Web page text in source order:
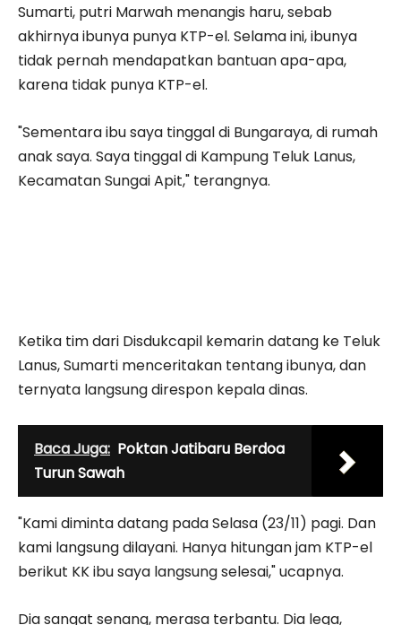
Sumarti, putri Marwah menangis haru, sebab
akhirnya ibunya punya KTP-el. Selama ini, ibunya
tidak pernah mendapatkan bantuan apa-apa,
karena tidak punya KTP-el.
"Sementara ibu saya tinggal di Bungaraya, di rumah
anak saya. Saya tinggal di Kampung Teluk Lanus,
Kecamatan Sungai Apit," terangnya.
Ketika tim dari Disdukcapil kemarin datang ke Teluk
Lanus, Sumarti menceritakan tentang ibunya, dan
ternyata langsung direspon kepala dinas.
Baca Juga: Poktan Jatibaru Berdoa
Turun Sawah
"Kami diminta datang pada Selasa (23/11) pagi. Dan
kami langsung dilayani. Hanya hitungan jam KTP-el
berikut KK ibu saya langsung selesai," ucapnya.
Dia sangat senang, merasa terbantu. Dia lega,